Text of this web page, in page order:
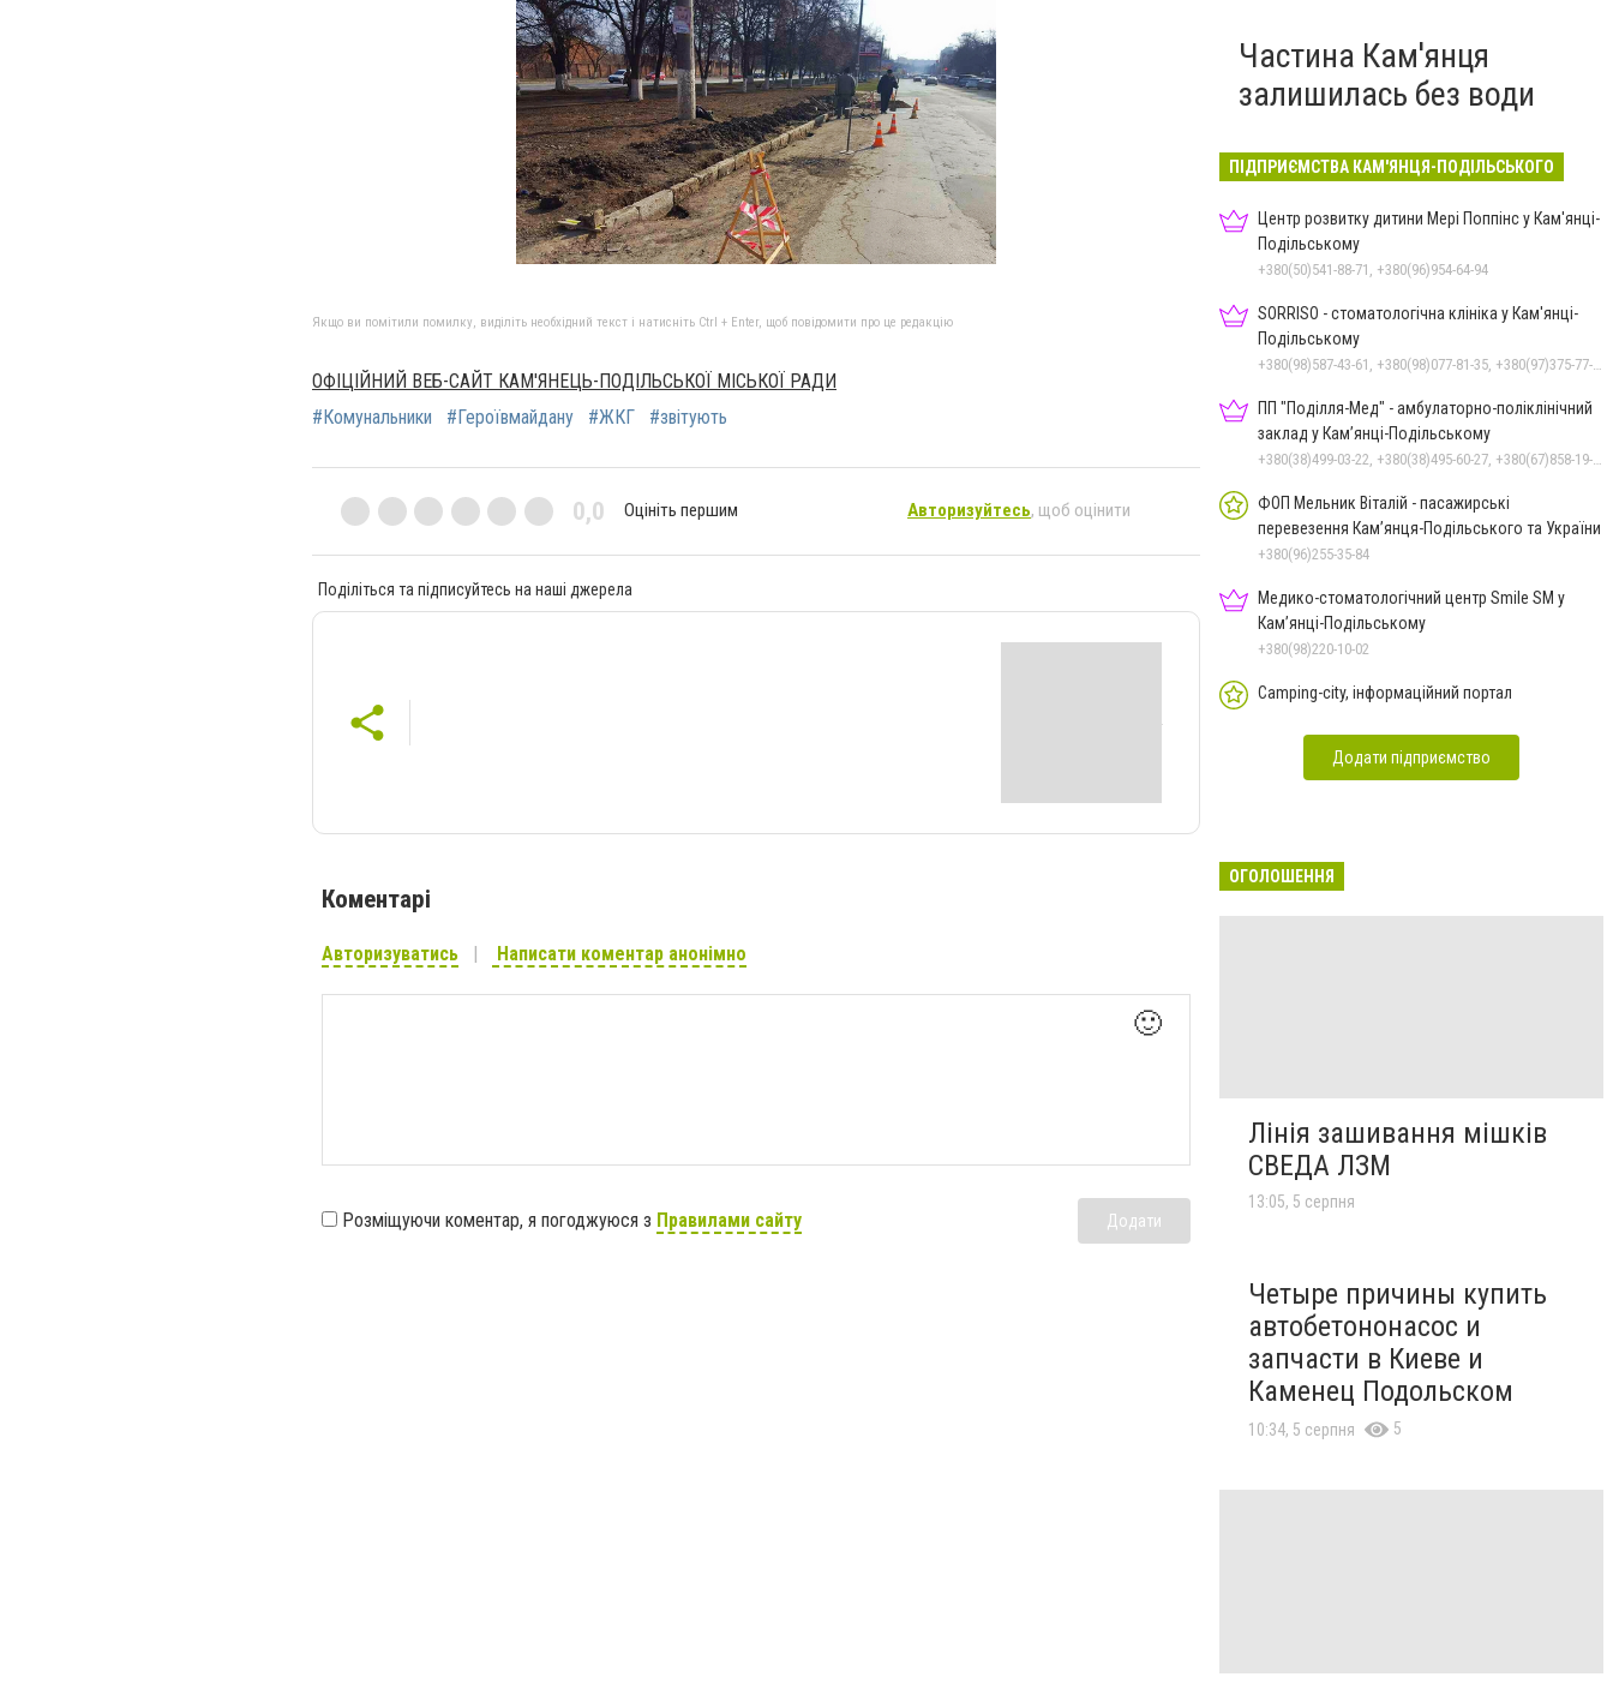
Якщо ви помітили помилку, виділіть необхідний текст і натисніть Ctrl + Enter, щоб повідомити про це редакцію
ОФІЦІЙНИЙ ВЕБ-САЙТ КАМ'ЯНЕЦЬ-ПОДІЛЬСЬКОЇ МІСЬКОЇ РАДИ
#Комунальники
#Героївмайдану #ЖКГ #звітують
0,0 Оцініть першим Авторизуйтесь, щоб оцінити
Поділіться та підписуйтесь на наші джерела
Коментарі
Авторизуватись Написати коментар анонімно
🙂
Розміщуючи коментар, я погоджуюся з Правилами сайту Додати
Частина Кам'янця
залишилась без води
ПІДПРИЄМСТВА КАМ'ЯНЦЯ-ПОДІЛЬСЬКОГО
Центр розвитку дитини Мері Поппінс у Кам'янці-
Подільському
+380(50)541-88-71, +380(96)954-64-94
SORRISO - стоматологічна клініка у Кам'янці-
Подільському
+380(98)587-43-61, +380(98)077-81-35, +380(97)375-77-72, +380(97)982-31-07
ПП "Поділля-Мед" - амбулаторно-поліклінічний
заклад у Кам’янці-Подільському
+380(38)499-03-22, +380(38)495-60-27, +380(67)858-19-75
ФОП Мельник Віталій - пасажирські
перевезення Кам’янця-Подільського та України
+380(96)255-35-84
Медико-стоматологічний центр Smile SM у
Кам’янці-Подільському
+380(98)220-10-02
Camping-city, інформаційний портал
Додати підприємство
ОГОЛОШЕННЯ
Лінія зашивання мішків
СВЕДА ЛЗМ
13:05, 5 серпня
Четыре причины купить
автобетононасос и
запчасти в Киеве и
Каменец Подольском
10:34, 5 серпня 5